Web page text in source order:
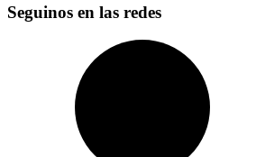
Seguinos en las redes